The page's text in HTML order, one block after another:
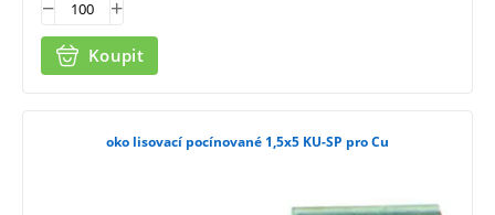
Koupit
oko lisovací pocínované 1,5x5 KU-SP pro Cu